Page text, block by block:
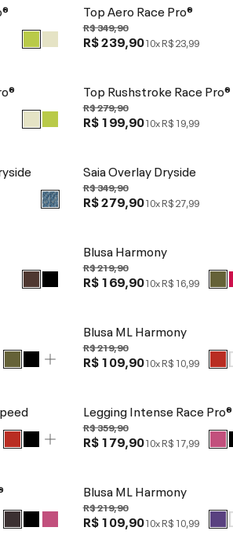
Top Aero Race Pro®
R$ 349,90
R$ 239,9010xR$ 23,99
Top Rushstroke Race Pro®
R$ 279,90
R$ 199,9010xR$ 19,99
Saia Overlay Dryside
R$ 349,90
R$ 279,9010xR$ 27,99
Blusa Harmony
R$ 219,90
R$ 169,9010xR$ 16,99
Blusa ML Harmony
R$ 219,90
R$ 109,9010xR$ 10,99
Legging Intense Race Pro®
R$ 359,90
R$ 179,9010xR$ 17,99
Blusa ML Harmony
R$ 219,90
R$ 109,9010xR$ 10,99